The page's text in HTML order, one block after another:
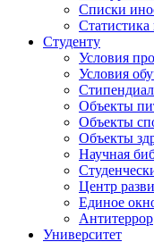
Списки
Статистика
Студенту
Условия
Условия
Объекты
Объекты
Объекты
Научная
Центр
Единое
Антитеррор
Университет